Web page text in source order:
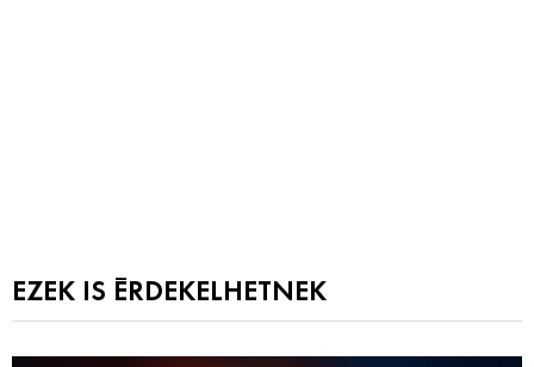
EZEK IS ÉRDEKELHETNEK